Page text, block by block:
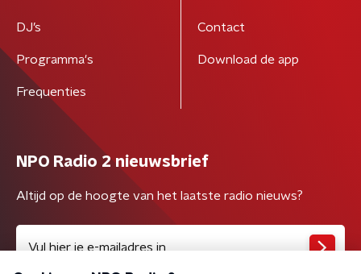
DJ’s
Programma's
Frequenties
Contact
Download de app
NPO Radio 2 nieuwsbrief
Altijd op de hoogte van het laatste radio nieuws?